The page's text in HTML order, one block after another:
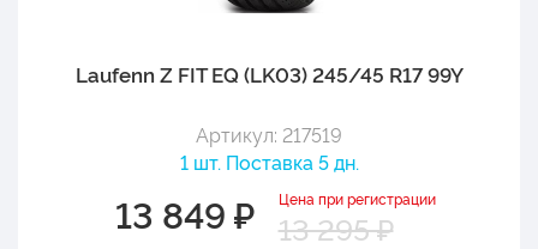
Laufenn Z FIT EQ (LK03) 245/45 R17 99Y
Артикул: 217519
1 шт. Поставка 5 дн.
13 849 ₽ Цена при регистрации
13 295 ₽